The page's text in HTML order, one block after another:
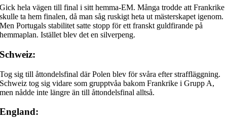
Gick hela vägen till final i sitt hemma-EM. Många trodde att Frankrike
skulle ta hem finalen, då man såg ruskigt heta ut mästerskapet igenom.
Men Portugals stabilitet satte stopp för ett franskt guldfirande på
hemmaplan. Istället blev det en silverpeng.
Schweiz:
Tog sig till åttondelsfinal där Polen blev för svåra efter straffläggning.
Schweiz tog sig vidare som grupptvåa bakom Frankrike i Grupp A,
men nådde inte längre än till åttondelsfinal alltså.
England: